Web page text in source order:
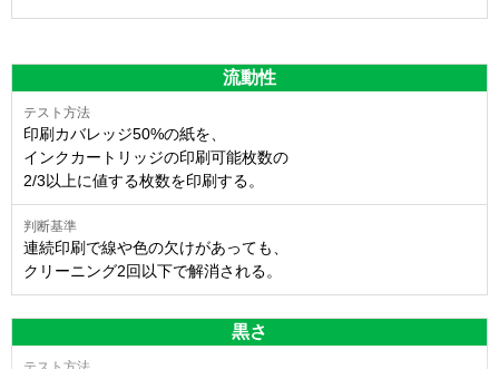
流動性
印刷カバレッジ50%の紙を、
インクカートリッジの印刷可能枚数の
2/3以上に値する枚数を印刷する。
連続印刷で線や色の欠けがあっても、
クリーニング2回以下で解消される。
黒さ